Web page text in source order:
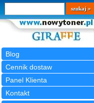
Blog
Cennik dostaw
Panel Klienta
Kontakt
Wyszukiwarka
szukaj